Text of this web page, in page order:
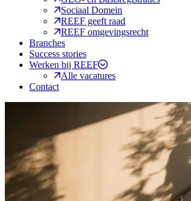
Sociaal Domein
REEF geeft raad
REEF omgevingsrecht
Branches
Success stories
Werken bij REEF
Alle vacatures
Contact